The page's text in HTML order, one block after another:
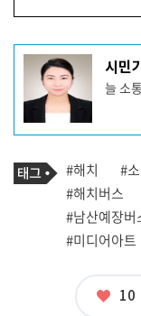
기
사
성
자
프
필
시민
늘 소
기
사
관
련
태
그
태
그
#해치 #
#해치버스
#남산예장
#미디어아트
좋
10